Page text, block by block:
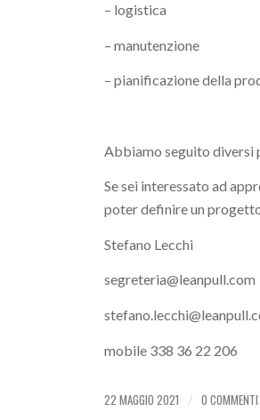
– logistica
– manutenzione
– pianificazione della
Abbiamo seguito diversi
Se sei interessato ad
poter definire un
Stefano Lecchi
segreteria@leanpull.com
mobile 338 36 22 206
22 MAGGIO 2021 / 0 COMMENTI